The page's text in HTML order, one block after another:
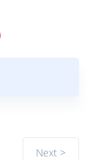
Next >